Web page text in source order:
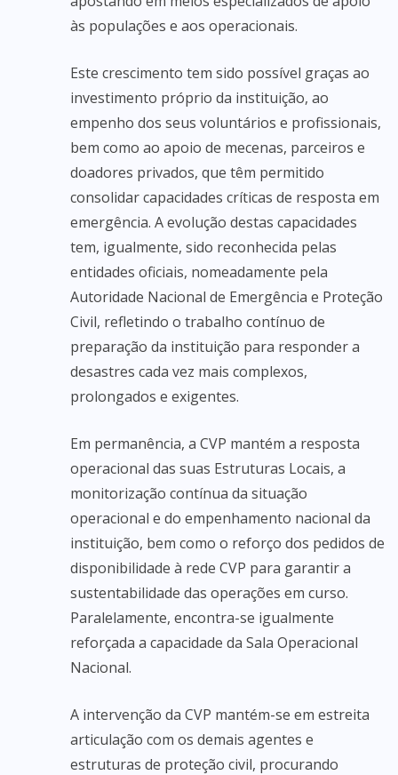
às populações e aos operacionais.
Este crescimento tem sido possível graças ao
investimento próprio da instituição, ao
empenho dos seus voluntários e profissionais,
bem como ao apoio de mecenas, parceiros e
doadores privados, que têm permitido
consolidar capacidades críticas de resposta em
emergência. A evolução destas capacidades
tem, igualmente, sido reconhecida pelas
entidades oficiais, nomeadamente pela
Autoridade Nacional de Emergência e Proteção
Civil, refletindo o trabalho contínuo de
preparação da instituição para responder a
desastres cada vez mais complexos,
prolongados e exigentes.
Em permanência, a CVP mantém a resposta
operacional das suas Estruturas Locais, a
monitorização contínua da situação
operacional e do empenhamento nacional da
instituição, bem como o reforço dos pedidos de
disponibilidade à rede CVP para garantir a
sustentabilidade das operações em curso.
Paralelamente, encontra-se igualmente
reforçada a capacidade da Sala Operacional
Nacional.
A intervenção da CVP mantém-se em estreita
articulação com os demais agentes e
estruturas de proteção civil, procurando